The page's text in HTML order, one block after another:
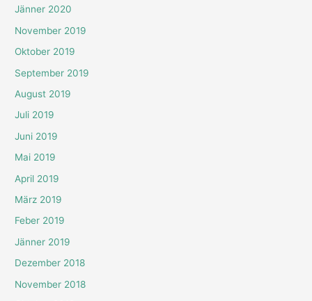
Jänner 2020
November 2019
Oktober 2019
September 2019
August 2019
Juli 2019
Juni 2019
Mai 2019
April 2019
März 2019
Feber 2019
Jänner 2019
Dezember 2018
November 2018